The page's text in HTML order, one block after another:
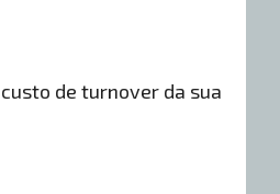
de turnover da sua